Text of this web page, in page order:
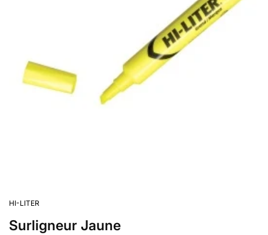
HI-LITER
Surligneur Jaune